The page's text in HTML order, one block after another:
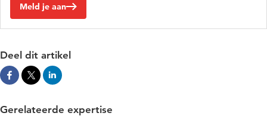
Meld je aan
Deel dit artikel
Gerelateerde expertise